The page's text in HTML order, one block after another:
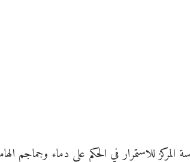
للاستمرار في الحكم علي دماء وجماجم